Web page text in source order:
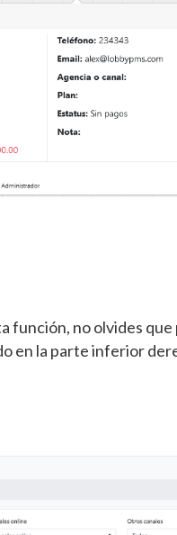
función, no olvides
en la parte inferior